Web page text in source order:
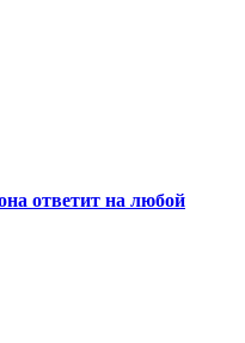
ответит на любой